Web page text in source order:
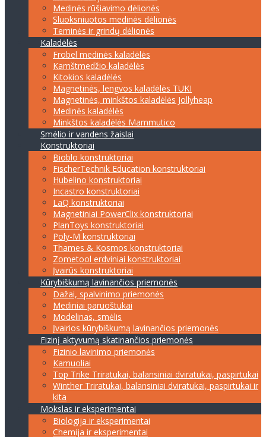
Medinės rūšiavimo dėlionės
Sluoksniuotos medinės dėlionės
Teminės ir grindų dėlionės
Kaladėlės
Frobel medinės kaladėlės
Kamštmedžio kaladėlės
Kitokios kaladėlės
Magnetinės, lengvos kaladėlės TUKI
Magnetinės, minkštos kaladėlės Jollyheap
Medinės kaladėlės
Minkštos kaladėlės Mammutico
Smėlio ir vandens žaislai
Konstruktoriai
Bioblo konstruktoriai
FischerTechnik Education konstruktoriai
Hubelino konstruktoriai
Incastro konstruktoriai
LaQ konstruktoriai
Magnetiniai PowerClix konstruktoriai
PlanToys konstruktoriai
Poly-M konstruktoriai
Thames & Kosmos konstruktoriai
Zometool erdviniai konstruktoriai
Įvairūs konstruktoriai
Kūrybiškumą lavinančios priemonės
Dažai, spalvinimo priemonės
Mediniai paruoštukai
Modelinas, smėlis
Įvairios kūrybiškumą lavinančios priemonės
Fizinį aktyvumą skatinančios priemonės
Fizinio lavinimo priemonės
Kamuoliai
Top Trike Triratukai, balansiniai dviratukai, paspirtukai
Winther Triratukai, balansiniai dviratukai, paspirtukai ir
kita
Mokslas ir eksperimentai
Biologija ir eksperimentai
Chemija ir eksperimentai